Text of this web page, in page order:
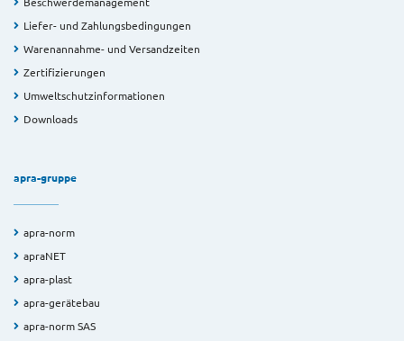
Liefer- und Zahlungsbedingungen
Warenannahme- und Versandzeiten
Zertifizierungen
Umweltschutzinformationen
Downloads
apra-gruppe
apra-norm
apraNET
apra-plast
apra-gerätebau
apra-norm SAS